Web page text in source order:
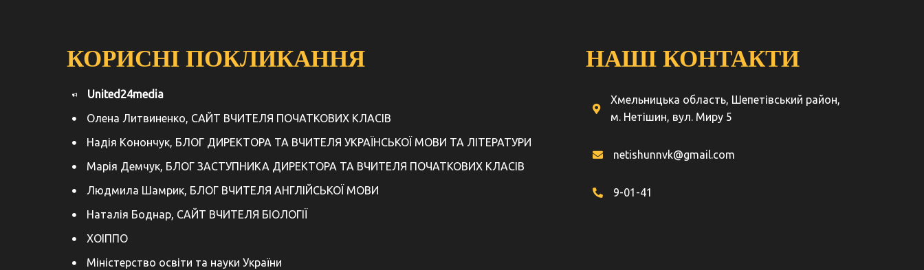
КОРИСНІ ПОКЛИКАННЯ
United24media
Олена Литвиненко, САЙТ ВЧИТЕЛЯ ПОЧАТКОВИХ КЛАСІВ
Надія Конончук, БЛОГ ДИРЕКТОРА ТА ВЧИТЕЛЯ УКРАЇНСЬКОЇ МОВИ ТА ЛІТЕРАТУРИ
Марія Демчук, БЛОГ ЗАСТУПНИКА ДИРЕКТОРА ТА ВЧИТЕЛЯ ПОЧАТКОВИХ КЛАСІВ
Людмила Шамрик, БЛОГ ВЧИТЕЛЯ АНГЛІЙСЬКОЇ МОВИ
Наталія Боднар, САЙТ ВЧИТЕЛЯ БІОЛОГІЇ
ХОІППО
Міністерство освіти та науки України
НАШІ КОНТАКТИ
Хмельницька область, Шепетівський район,
м. Нетішин, вул. Миру 5
netishunnvk@gmail.com
9-01-41